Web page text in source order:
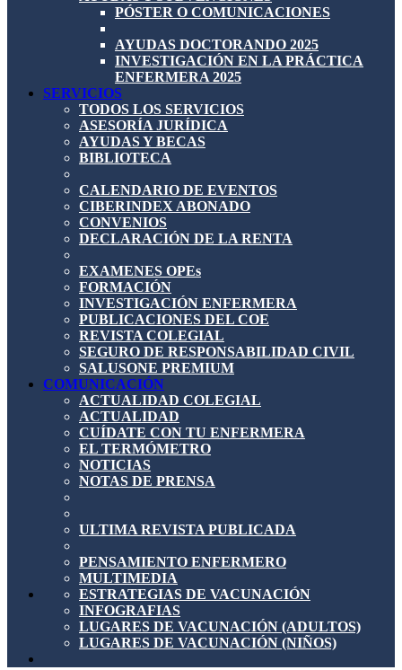
PÓSTER O COMUNICACIONES
AYUDAS DOCTORANDO 2025
INVESTIGACIÓN EN LA PRÁCTICA
ENFERMERA 2025
SERVICIOS
TODOS LOS SERVICIOS
ASESORÍA JURÍDICA
AYUDAS Y BECAS
BIBLIOTECA
CALENDARIO DE EVENTOS
CIBERINDEX ABONADO
CONVENIOS
DECLARACIÓN DE LA RENTA
EXAMENES OPEs
FORMACIÓN
INVESTIGACIÓN ENFERMERA
PUBLICACIONES DEL COE
REVISTA COLEGIAL
SEGURO DE RESPONSABILIDAD CIVIL
SALUSONE PREMIUM
COMUNICACIÓN
ACTUALIDAD COLEGIAL
ACTUALIDAD
CUÍDATE CON TU ENFERMERA
EL TERMÓMETRO
NOTICIAS
NOTAS DE PRENSA
ULTIMA REVISTA PUBLICADA
PENSAMIENTO ENFERMERO
MULTIMEDIA
ESTRATEGIAS DE VACUNACIÓN
INFOGRAFIAS
LUGARES DE VACUNACIÓN (ADULTOS)
LUGARES DE VACUNACIÓN (NIÑOS)